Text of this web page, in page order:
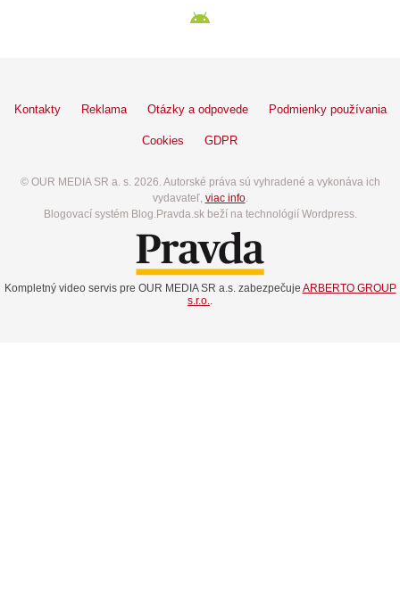
Kontakty Reklama Otázky a odpovede Podmienky používania
Cookies GDPR
© OUR MEDIA SR a. s. 2026. Autorské práva sú vyhradené a vykonáva ich
vydavateľ, viac info.
Blogovací systém Blog.Pravda.sk beží na technológií Wordpress.
Kompletný video servis pre OUR MEDIA SR a.s. zabezpečuje ARBERTO GROUP
s.r.o..